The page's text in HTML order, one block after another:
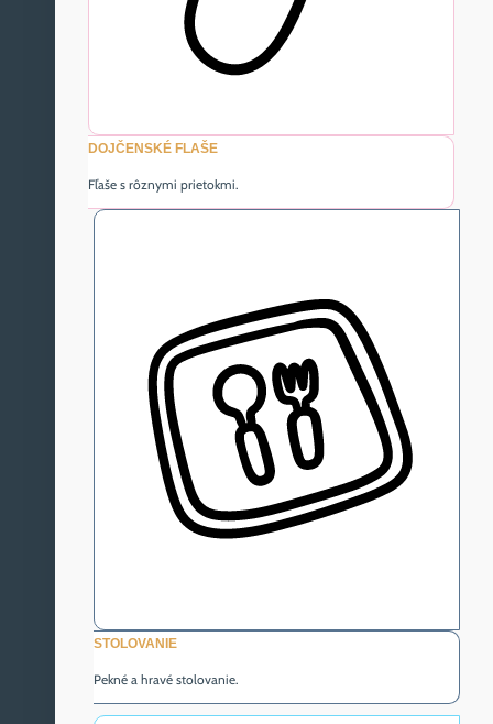
DOJČENSKÉ FLAŠE
Fľaše s rôznymi prietokmi.
STOLOVANIE
Pekné a hravé stolovanie.